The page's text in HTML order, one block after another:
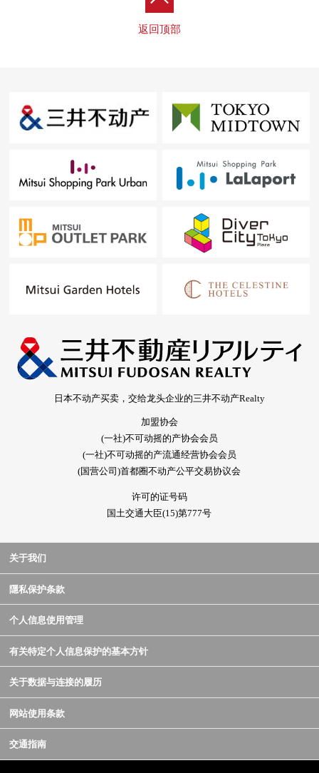
返回顶部
日本不动产买卖，交给龙头企业的三井不动产Realty
加盟协会
(一社)不可动摇的产协会会员
(一社)不可动摇的产流通经营协会会员
(国营公司)首都圈不动产公平交易协议会
许可的证号码
国土交通大臣(15)第777号
关于我们
隱私保护条款
个人信息使用管理
有关特定个人信息保护的基本方针
关于数据与连接的履历
网站使用条款
交通指南